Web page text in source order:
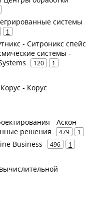
системы
1
- Ситроникс спейс
системы -
120 1
- Корус
- Аскон
решения
479 1
Business 496 1